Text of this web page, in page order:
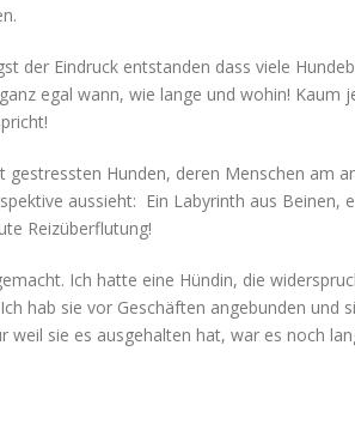
der Eindruck entstanden dass viele
egal wann, wie lange und wohin!
gestressten Hunden, deren Menschen am
aussieht: Ein Labyrinth aus Beinen,
Reizüberflutung!
Ich hatte eine Hündin, die
hab sie vor Geschäften angebunden
weil sie es ausgehalten hat, war es noch